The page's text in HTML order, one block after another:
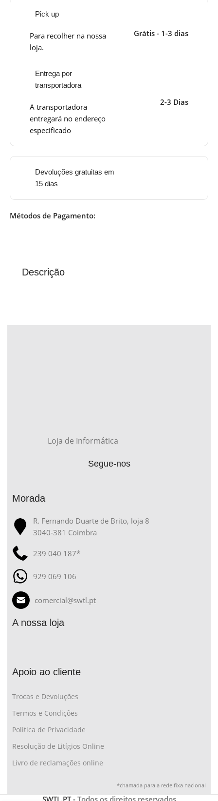
Pick up
Para recolher na nossa
loja.
Grátis - 1-3 dias
Entrega por
transportadora
A transportadora
entregará no endereço
especificado
2-3 Dias
Devoluções gratuitas em
15 dias
Métodos de Pagamento:
Descrição
Loja de Informática
Segue-nos
Morada
R. Fernando Duarte de Brito, loja 8
3040-381 Coimbra
239 040 187*
929 069 106
comercial@swtl.pt
A nossa loja
Apoio ao cliente
Trocas e Devoluções
Termos e Condições
Politica de Privacidade
Resolução de Litígios Online
Livro de reclamações online
*chamada para a rede fixa nacional
SWTL.PT - Todos os direitos reservados